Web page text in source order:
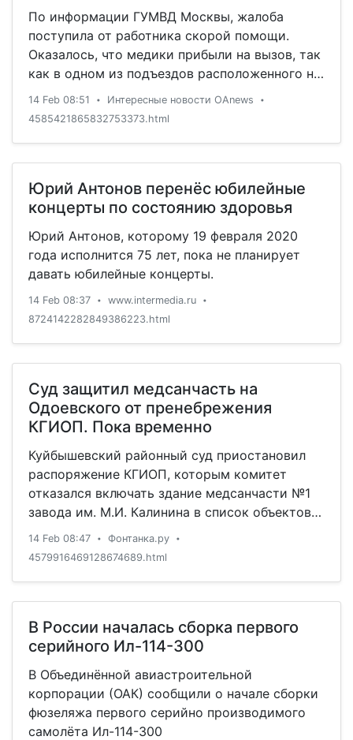
По информации ГУМВД Москвы, жалоба
поступила от работника скорой помощи.
Оказалось, что медики прибыли на вызов, так
как в одном из подъездов расположенного на
ул. Амундсена дома был обнаружен мужчина в
бессознательном состоянии. Фельдшер
14 Feb 08:51 • Интересные новости OAnews •
4585421865832753373.html
Юрий Антонов перенёс юбилейные
концерты по состоянию здоровья
Юрий Антонов, которому 19 февраля 2020
года исполнится 75 лет, пока не планирует
давать юбилейные концерты.
14 Feb 08:37 • www.intermedia.ru •
8724142282849386223.html
Суд защитил медсанчасть на
Одоевского от пренебрежения
КГИОП. Пока временно
Куйбышевский районный суд приостановил
распоряжение КГИОП, которым комитет
отказался включать здание медсанчасти №1
завода им. М.И. Калинина в список объектов
культурного наследия. Это сделано по иску
градозащитников.
14 Feb 08:47 • Фонтанка.ру •
4579916469128674689.html
В России началась сборка первого
серийного Ил-114-300
В Объединённой авиастроительной
корпорации (ОАК) сообщили о начале сборки
фюзеляжа первого серийно производимого
самолёта Ил-114-300